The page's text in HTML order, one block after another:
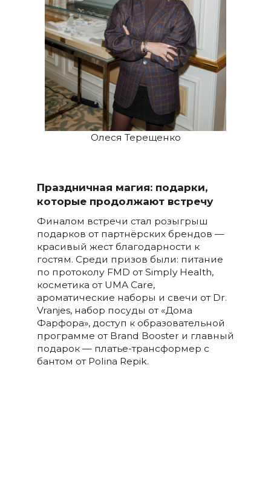
Олеся Терещенко
Праздничная магия: подарки,
которые продолжают встречу
Финалом встречи стал розыгрыш
подарков от партнёрских брендов —
красивый жест благодарности к
гостям. Среди призов были: питание
по протоколу FMD от Simply Health,
косметика от UMA Care,
ароматические наборы и свечи от Dr.
Vranjes, набор посуды от «Дома
Фарфора», доступ к образовательной
программе от Brand Booster и главный
подарок — платье-трансформер с
бантом от Polina Repik.